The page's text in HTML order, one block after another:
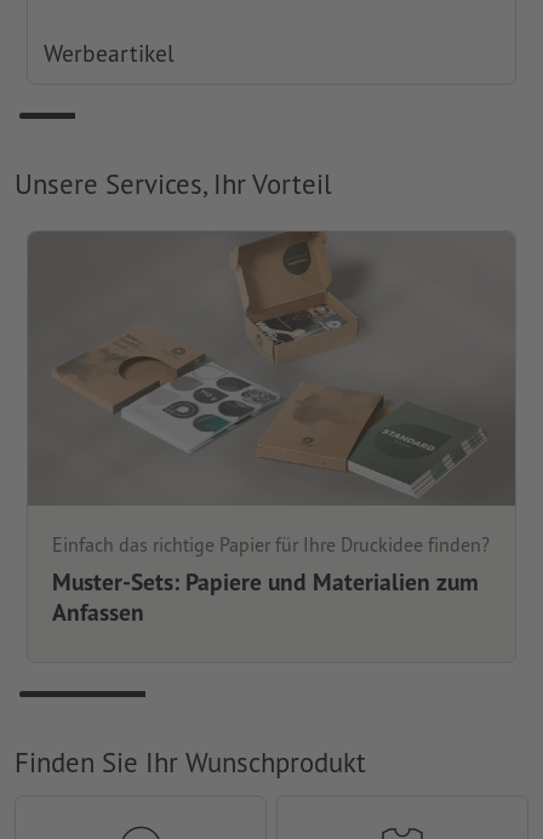
Werbeartikel
Unsere Services, Ihr Vorteil
Einfach das richtige Papier für Ihre Druckidee finden?
Muster-Sets: Papiere und Materialien zum
Anfassen
Finden Sie Ihr Wunschprodukt